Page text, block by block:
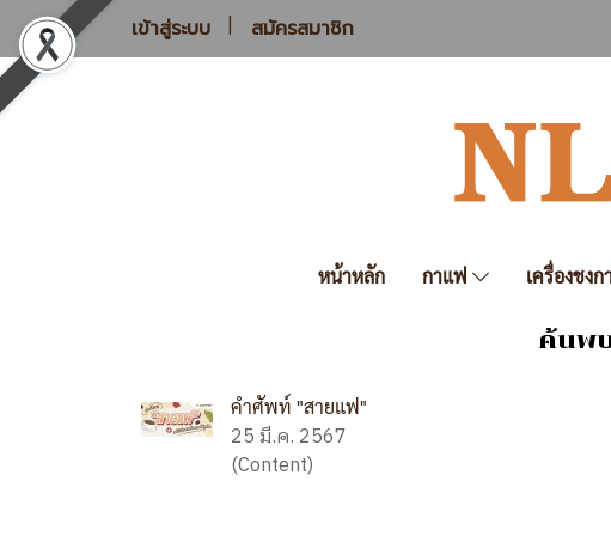
เข้าสู่ระบบ สมัครสมาชิก
หน้าหลัก กาแฟ เครื่องชง
ค้นพบ
คำศัพท์ "สายแฟ"
25 มี.ค. 2567
(Content)